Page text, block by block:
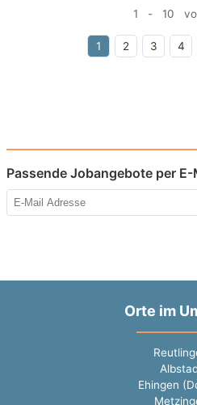
1 - 10
1 2 3 4
Passende Jobangebote per
Orte im
Ehingen